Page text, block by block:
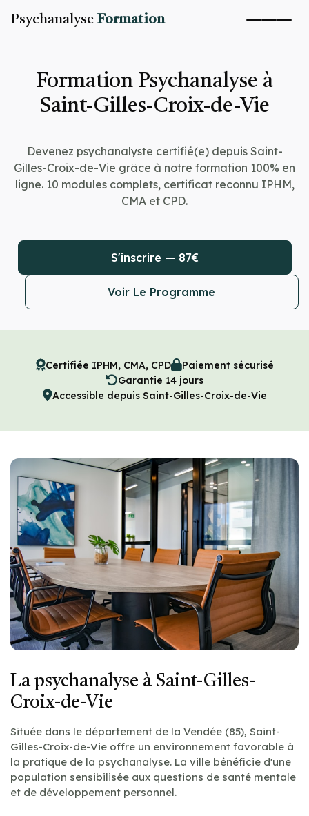
Psychanalyse Formation
Formation Psychanalyse à
Saint-Gilles-Croix-de-Vie
Devenez psychanalyste certifié(e) depuis Saint-
Gilles-Croix-de-Vie grâce à notre formation 100% en
ligne. 10 modules complets, certificat reconnu IPHM,
CMA et CPD.
S'inscrire — 87€
Voir Le Programme
Certifiée IPHM, CMA, CPD
Paiement sécurisé
Garantie 14 jours
Accessible depuis Saint-Gilles-Croix-de-Vie
La psychanalyse à Saint-Gilles-
Croix-de-Vie
Située dans le département de la Vendée (85), Saint-
Gilles-Croix-de-Vie offre un environnement favorable à
la pratique de la psychanalyse. La ville bénéficie d'une
population sensibilisée aux questions de santé mentale
et de développement personnel.